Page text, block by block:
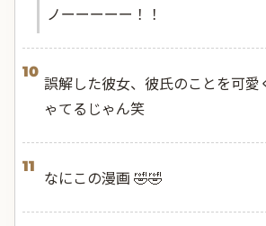
ノーーーーー！！
10
誤解した彼女、彼氏のことを可愛
ゃてるじゃん笑
11
なにこの漫画 🤣🤣